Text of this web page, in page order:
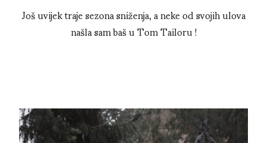
Još uvijek traje sezona sniženja, a neke od svojih ulova
našla sam baš u Tom Tailoru !